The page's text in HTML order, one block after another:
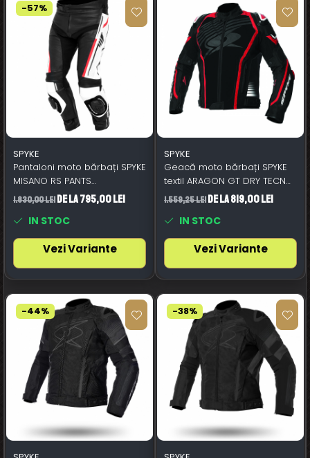
-57%
SPYKE
Pantaloni moto bărbați SPYKE
MISANO RS PANTS
negru/alb/roșu aprins
1.830,00 Leide la 795,00 Lei
IN STOC
Vezi Variante
SPYKE
Geacă moto bărbați SPYKE
textil ARAGON GT DRY TECNO,
negru/roșu
1.559,25 Leide la 819,00 Lei
IN STOC
Vezi Variante
-44% -38%